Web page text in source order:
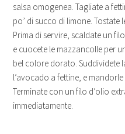
salsa omogenea. Tagliate a
po’ di succo di limone. Tostate
Prima di servire, scaldate un
e cuocete le mazzancolle per
bel colore dorato. Suddividete
l’avocado a fettine, e
Terminate con un filo d’olio
immediatamente.